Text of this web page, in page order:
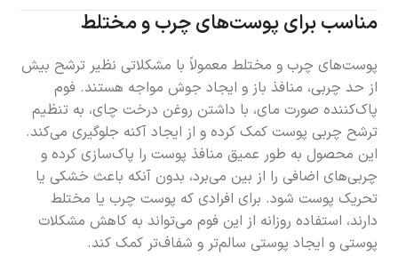
مناسب برای پوست‌های چرب و مختلط
پوست‌های چرب و مختلط معمولاً با مشکلاتی نظیر ترشح بیش
از حد چربی، منافذ باز و ایجاد جوش مواجه هستند. فوم
پاک‌کننده صورت مای، با داشتن روغن درخت چای، به تنظیم
ترشح چربی پوست کمک کرده و از ایجاد آکنه جلوگیری می‌کند.
این محصول به طور عمیق منافذ پوست را پاک‌سازی کرده و
چربی‌های اضافی را از بین می‌برد، بدون آنکه باعث خشکی یا
تحریک پوست شود. برای افرادی که پوست چرب یا مختلط
دارند، استفاده روزانه از این فوم می‌تواند به کاهش مشکلات
پوستی و ایجاد پوستی سالم‌تر و شفاف‌تر کمک کند.